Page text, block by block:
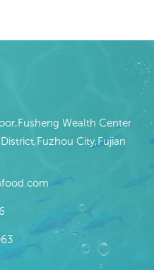
Wealth Center
City,Fujian